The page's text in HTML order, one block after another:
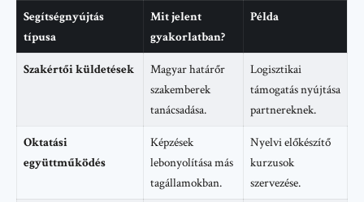
Segítségnyújtás
típusa
Mit jelent
gyakorlatban?
Példa
Szakértői küldetések
Magyar határőr
szakemberek
tanácsadása.
Logisztikai
támogatás nyújtása
partnereknek.
Oktatási
együttműködés
Képzések
lebonyolítása más
tagállamokban.
Nyelvi előkészítő
kurzusok
szervezése.